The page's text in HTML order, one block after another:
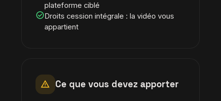
plateforme ciblé
check_circleDroits cession intégrale : la vidéo vous
appartient
warning Ce que vous devez apporter